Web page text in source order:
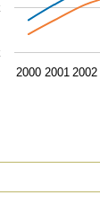
2000 2001 2002